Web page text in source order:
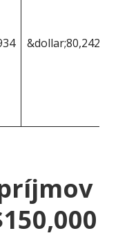
&dollar;80,242